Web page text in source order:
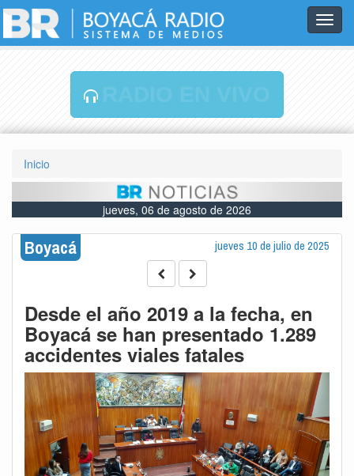
Inicio
jueves, 06 de agosto de 2026
Boyacá jueves 10 de julio de 2025
Desde el año 2019 a la fecha, en
Boyacá se han presentado 1.289
accidentes viales fatales